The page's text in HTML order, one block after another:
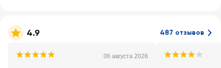
4.9 487 отзывов
06 августа 2026